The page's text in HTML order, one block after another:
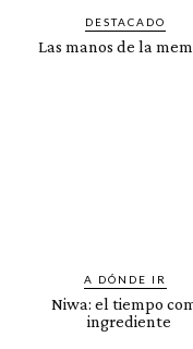
DESTACADO
Las manos de la
A DÓNDE IR
Niwa: el tiempo
ingrediente